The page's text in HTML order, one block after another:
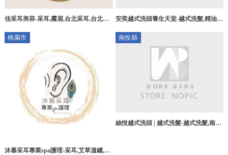
佳采耳美容-采耳,霧眉,台北采耳,台北霧
安奕越式洗頭養生天堂-越式洗髮,精油越
桃園市
沐慕采耳專業spa護理-采耳,艾草溫罐,桃
南投縣
絲悅越式洗頭 | 越式洗髮-越式洗髮,南投